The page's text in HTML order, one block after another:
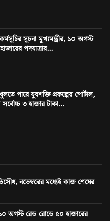
কর্মসূচির সূচনা মুখ্যমন্ত্রীর, ১০ অগস্ট
পদযাত্রার...
পারে যুবশক্তি প্রকল্পের পোর্টাল,
৩ হাজার টাকা...
নভেম্বরের মধ্যেই কাজ শেষের
১০ অগস্ট রেড রোডে ৫০ হাজারের